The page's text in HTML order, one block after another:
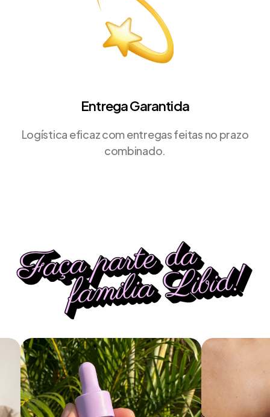
Entrega Garantida
Logística eficaz com entregas feitas no prazo
combinado.